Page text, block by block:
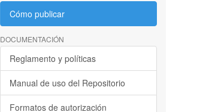
Cómo publicar
DOCUMENTACIÓN
Reglamento y políticas
Manual de uso del Repositorio
Formatos de autorización